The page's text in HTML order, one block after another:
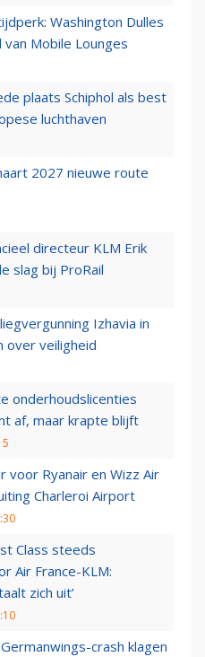
Washington Dulles
Mobile Lounges
plaats Schiphol als best
luchthaven
2027 nieuwe route
directeur KLM Erik
slag bij ProRail
Izhavia in
over veiligheid
onderhoudslicenties
af, maar krapte blijft
voor Ryanair en Wizz Air
Charleroi Airport
Class steeds
Air France-KLM:
zich uit’
crash klagen